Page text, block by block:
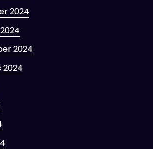
2024
2024
2024